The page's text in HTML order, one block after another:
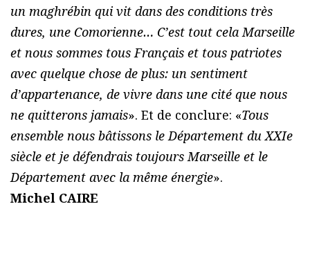
un maghrébin qui vit dans des conditions très
dures, une Comorienne… C’est tout cela Marseille
et nous sommes tous Français et tous patriotes
avec quelque chose de plus: un sentiment
d’appartenance, de vivre dans une cité que nous
ne quitterons jamais». Et de conclure: «Tous
ensemble nous bâtissons le Département du XXIe
siècle et je défendrais toujours Marseille et le
Département avec la même énergie».
Michel CAIRE